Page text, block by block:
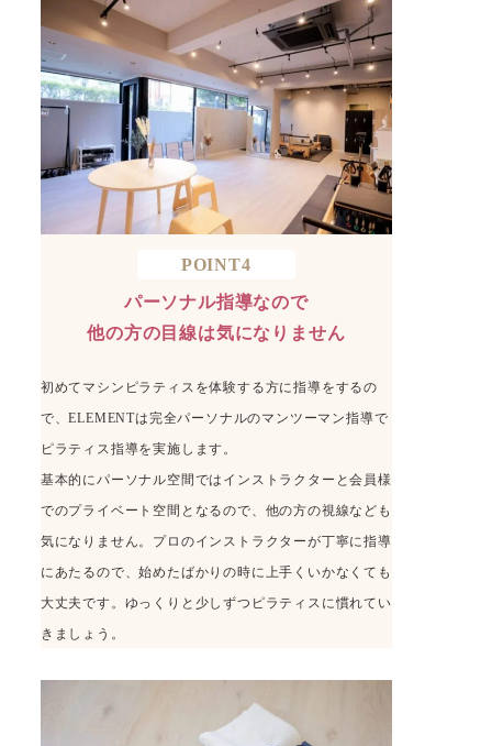
POINT4
パーソナル指導なので
他の方の目線は気になりません
初めてマシンピラティスを体験する方に指導をするの
で、ELEMENTは完全パーソナルのマンツーマン指導で
ピラティス指導を実施します。
基本的にパーソナル空間ではインストラクターと会員様
でのプライベート空間となるので、他の方の視線なども
気になりません。プロのインストラクターが丁寧に指導
にあたるので、始めたばかりの時に上手くいかなくても
大丈夫です。ゆっくりと少しずつピラティスに慣れてい
きましょう。